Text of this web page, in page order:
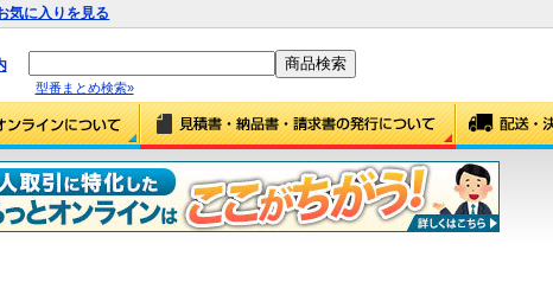
気に入りを見る
型番まとめ検索»